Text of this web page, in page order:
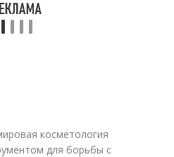
косметология
для борьбы с